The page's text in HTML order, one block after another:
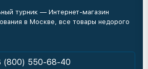
турник — Интернет-магазин
в Москве, все товары недорого
(800) 550-68-40